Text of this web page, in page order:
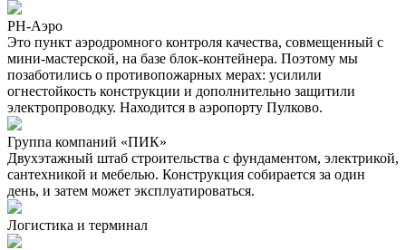
РН-Аэро
Это пункт аэродромного контроля качества, совмещенный с
мини-мастерской, на базе блок-контейнера. Поэтому мы
позаботились о противопожарных мерах: усилили
огнестойкость конструкции и дополнительно защитили
электропроводку. Находится в аэропорту Пулково.
Группа компаний «ПИК»
Двухэтажный штаб строительства с фундаментом, электрикой,
сантехникой и мебелью. Конструкция собирается за один
день, и затем может эксплуатироваться.
Логистика и терминал